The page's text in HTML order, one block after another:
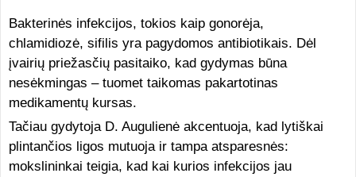
Bakterinės infekcijos, tokios kaip gonorėja,
chlamidiozė, sifilis yra pagydomos antibiotikais. Dėl
įvairių priežasčių pasitaiko, kad gydymas būna
nesėkmingas – tuomet taikomas pakartotinas
medikamentų kursas.
Tačiau gydytoja D. Augulienė akcentuoja, kad lytiškai
plintančios ligos mutuoja ir tampa atsparesnės:
mokslininkai teigia, kad kai kurios infekcijos jau